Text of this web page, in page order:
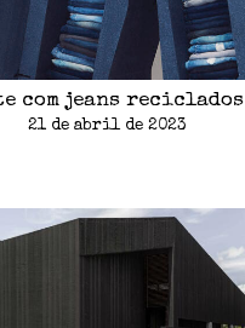
com jeans reciclados
21 de abril de 2023